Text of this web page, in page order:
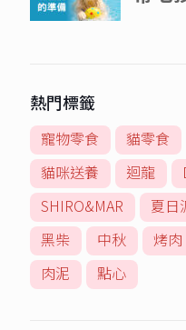
熱門標籤
寵物零食 貓零食
貓咪送養
迴龍
SHIRO&MAR
夏日
黑柴
中秋 烤肉
肉泥
點心